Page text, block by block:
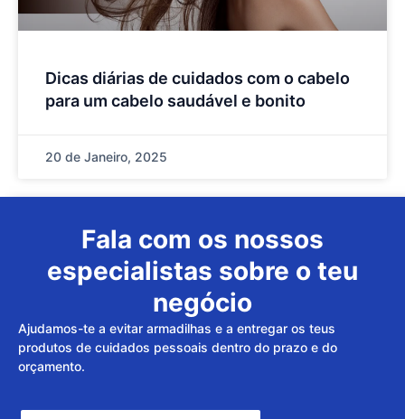
Dicas diárias de cuidados com o cabelo
para um cabelo saudável e bonito
20 de Janeiro, 2025
Fala com os nossos
especialistas sobre o teu
negócio
Ajudamos-te a evitar armadilhas e a entregar os teus
produtos de cuidados pessoais dentro do prazo e do
orçamento.